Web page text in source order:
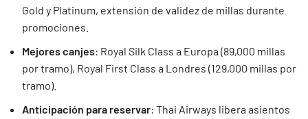
Gold y Platinum, extensión de validez de millas durante
promociones.
Mejores canjes: Royal Silk Class a Europa (89,000 millas
por tramo), Royal First Class a Londres (129,000 millas por
tramo).
Anticipación para reservar: Thai Airways libera asientos